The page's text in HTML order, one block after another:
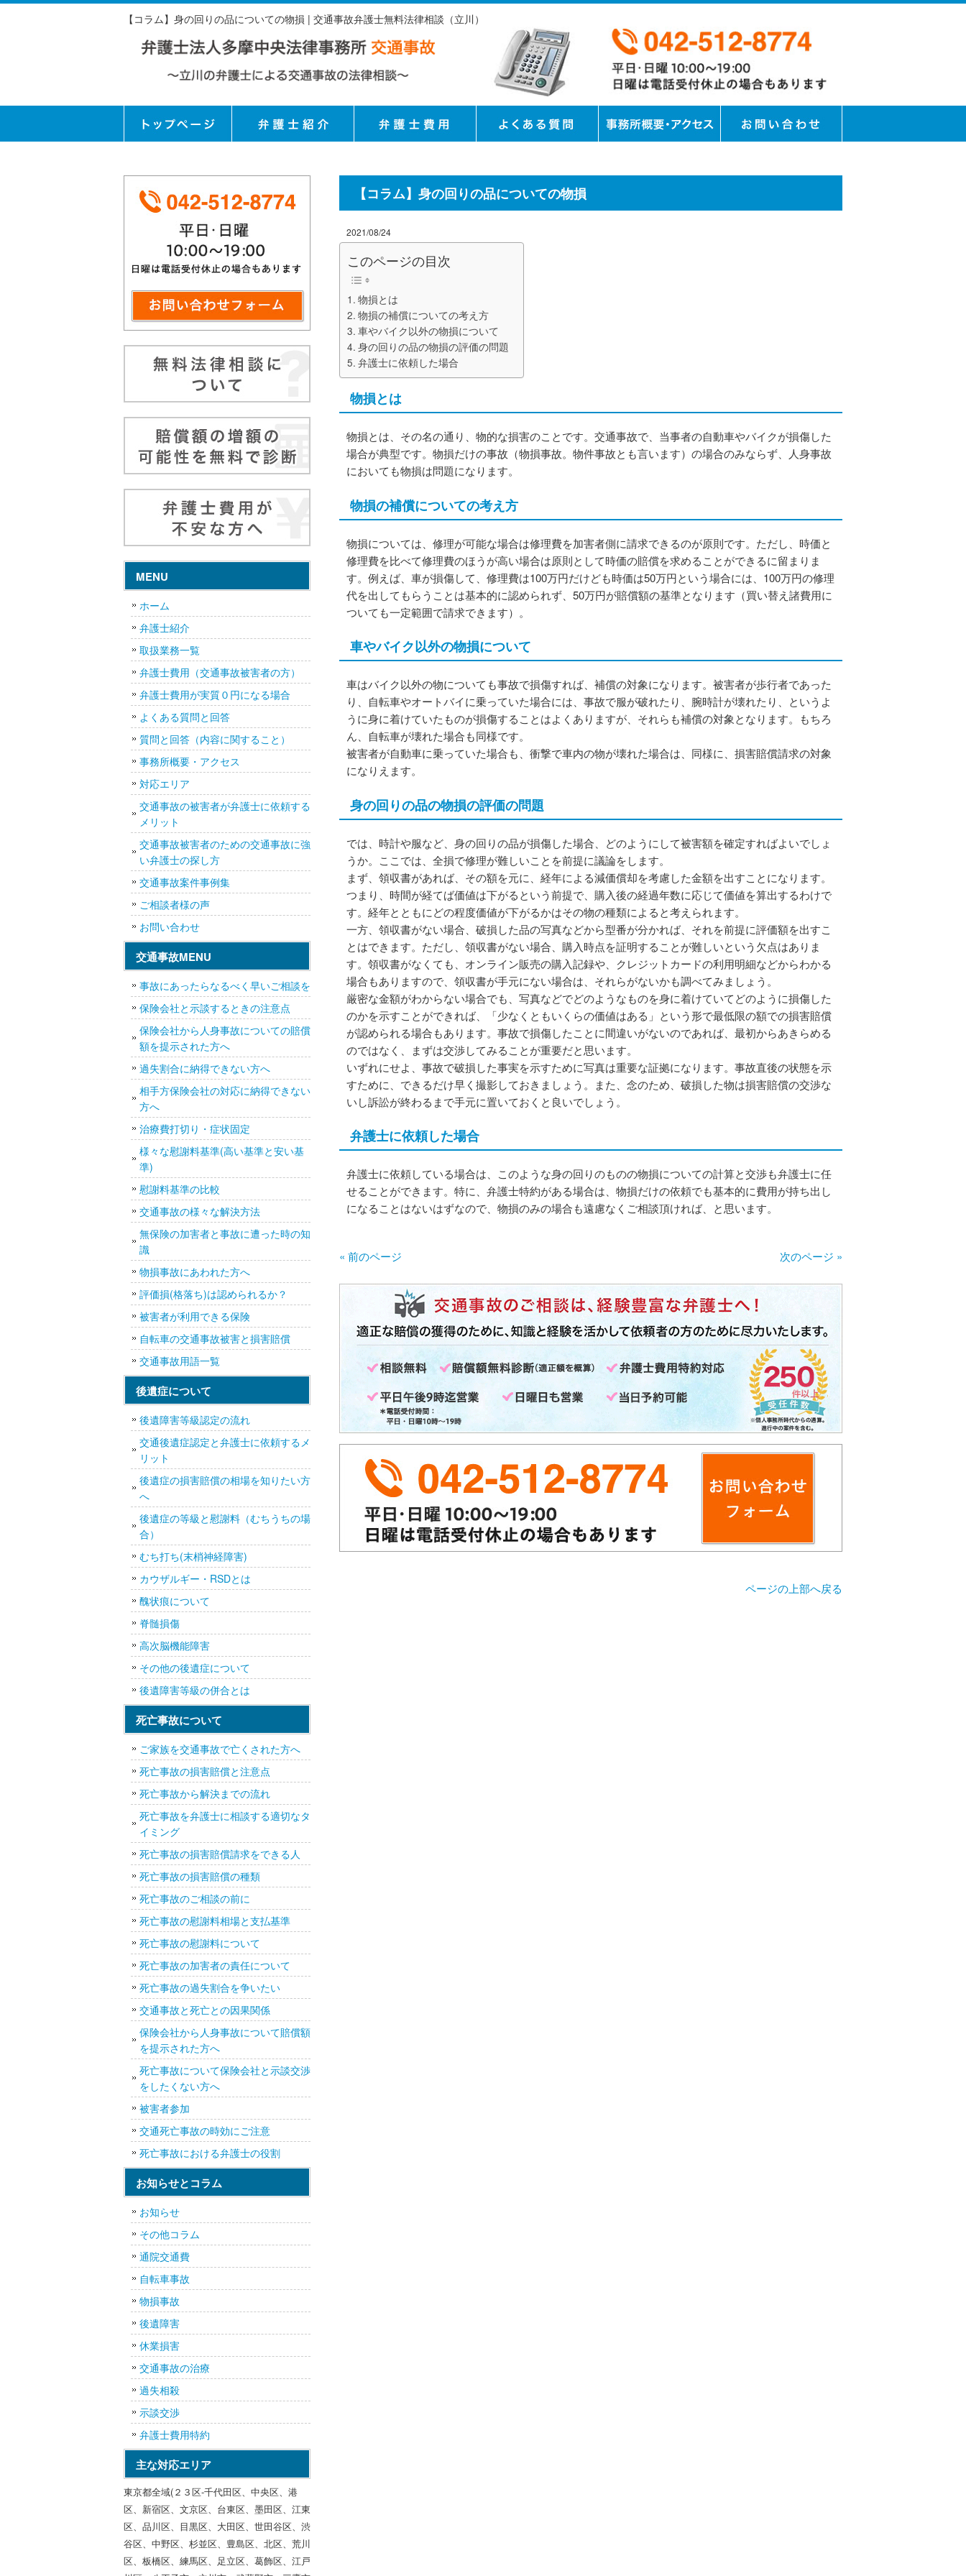
【コラム】身の回りの品についての物損 | 交通事故弁護士無料法律相談（立川）
【コラム】身の回りの品についての物損
2021/08/24
このページの目次
物損とは
物損の補償についての考え方
車やバイク以外の物損について
身の回りの品の物損の評価の問題
弁護士に依頼した場合
物損とは
物損とは、その名の通り、物的な損害のことです。交通事故で、当事者の自動車やバイクが損傷した
場合が典型です。物損だけの事故（物損事故。物件事故とも言います）の場合のみならず、人身事故
においても物損は問題になります。
物損の補償についての考え方
物損については、修理が可能な場合は修理費を加害者側に請求できるのが原則です。ただし、時価と
修理費を比べて修理費のほうが高い場合は原則として時価の賠償を求めることができるに留まりま
す。例えば、車が損傷して、修理費は100万円だけども時価は50万円という場合には、100万円の修理
代を出してもらうことは基本的に認められず、50万円が賠償額の基準となります（買い替え諸費用に
ついても一定範囲で請求できます）。
車やバイク以外の物損について
車はバイク以外の物についても事故で損傷すれば、補償の対象になります。被害者が歩行者であった
り、自転車やオートバイに乗っていた場合には、事故で服が破れたり、腕時計が壊れたり、というよ
うに身に着けていたものが損傷することはよくありますが、それらも補償の対象となります。もちろ
ん、自転車が壊れた場合も同様です。
被害者が自動車に乗っていた場合も、衝撃で車内の物が壊れた場合は、同様に、損害賠償請求の対象
になりえます。
身の回りの品の物損の評価の問題
では、時計や服など、身の回りの品が損傷した場合、どのようにして被害額を確定すればよいでしょ
うか。ここでは、全損で修理が難しいことを前提に議論をします。
まず、領収書があれば、その額を元に、経年による減価償却を考慮した金額を出すことになります。
つまり、時間が経てば価値は下がるという前提で、購入後の経過年数に応じて価値を算出するわけで
す。経年とともにどの程度価値が下がるかはその物の種類によると考えられます。
一方、領収書がない場合、破損した品の写真などから型番が分かれば、それを前提に評価額を出すこ
とはできます。ただし、領収書がない場合、購入時点を証明することが難しいという欠点はありま
す。領収書がなくても、オンライン販売の購入記録や、クレジットカードの利用明細などからわかる
場合もありますので、領収書が手元にない場合は、それらがないかも調べてみましょう。
厳密な金額がわからない場合でも、写真などでどのようなものを身に着けていてどのように損傷した
のかを示すことができれば、「少なくともいくらの価値はある」という形で最低限の額での損害賠償
が認められる場合もあります。事故で損傷したことに間違いがないのであれば、最初からあきらめる
のではなく、まずは交渉してみることが重要だと思います。
いずれにせよ、事故で破損した事実を示すために写真は重要な証拠になります。事故直後の状態を示
すために、できるだけ早く撮影しておきましょう。また、念のため、破損した物は損害賠償の交渉な
いし訴訟が終わるまで手元に置いておくと良いでしょう。
弁護士に依頼した場合
弁護士に依頼している場合は、このような身の回りのものの物損についての計算と交渉も弁護士に任
せることができます。特に、弁護士特約がある場合は、物損だけの依頼でも基本的に費用が持ち出し
になることはないはずなので、物損のみの場合も遠慮なくご相談頂ければ、と思います。
« 前のページ 次のページ »
ページの上部へ戻る
MENU
ホーム
弁護士紹介
取扱業務一覧
弁護士費用（交通事故被害者の方）
弁護士費用が実質０円になる場合
よくある質問と回答
質問と回答（内容に関すること）
事務所概要・アクセス
対応エリア
交通事故の被害者が弁護士に依頼する
メリット
交通事故被害者のための交通事故に強
い弁護士の探し方
交通事故案件事例集
ご相談者様の声
お問い合わせ
交通事故MENU
事故にあったらなるべく早いご相談を
保険会社と示談するときの注意点
保険会社から人身事故についての賠償
額を提示された方へ
過失割合に納得できない方へ
相手方保険会社の対応に納得できない
方へ
治療費打切り・症状固定
様々な慰謝料基準(高い基準と安い基
準)
慰謝料基準の比較
交通事故の様々な解決方法
無保険の加害者と事故に遭った時の知
識
物損事故にあわれた方へ
評価損(格落ち)は認められるか？
被害者が利用できる保険
自転車の交通事故被害と損害賠償
交通事故用語一覧
後遺症について
後遺障害等級認定の流れ
交通後遺症認定と弁護士に依頼するメ
リット
後遺症の損害賠償の相場を知りたい方
へ
後遺症の等級と慰謝料（むちうちの場
合）
むち打ち(末梢神経障害)
カウザルギー・RSDとは
醜状痕について
脊髄損傷
高次脳機能障害
その他の後遺症について
後遺障害等級の併合とは
死亡事故について
ご家族を交通事故で亡くされた方へ
死亡事故の損害賠償と注意点
死亡事故から解決までの流れ
死亡事故を弁護士に相談する適切なタ
イミング
死亡事故の損害賠償請求をできる人
死亡事故の損害賠償の種類
死亡事故のご相談の前に
死亡事故の慰謝料相場と支払基準
死亡事故の慰謝料について
死亡事故の加害者の責任について
死亡事故の過失割合を争いたい
交通事故と死亡との因果関係
保険会社から人身事故について賠償額
を提示された方へ
死亡事故について保険会社と示談交渉
をしたくない方へ
被害者参加
交通死亡事故の時効にご注意
死亡事故における弁護士の役割
お知らせとコラム
お知らせ
その他コラム
通院交通費
自転車事故
物損事故
後遺障害
休業損害
交通事故の治療
過失相殺
示談交渉
弁護士費用特約
主な対応エリア
東京都全域(２３区-千代田区、中央区、港
区、新宿区、文京区、台東区、墨田区、江東
区、品川区、目黒区、大田区、世田谷区、渋
谷区、中野区、杉並区、豊島区、北区、荒川
区、板橋区、練馬区、足立区、葛飾区、江戸